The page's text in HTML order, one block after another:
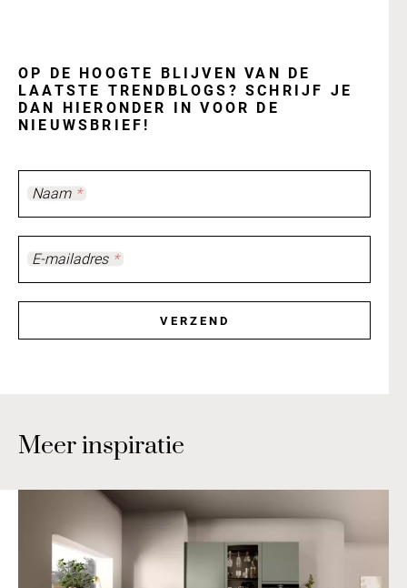
OP DE HOOGTE BLIJVEN VAN DE
LAATSTE TRENDBLOGS? SCHRIJF JE
DAN HIERONDER IN VOOR DE
NIEUWSBRIEF!
Naam *
E-mailadres *
VERZEND
Meer inspiratie